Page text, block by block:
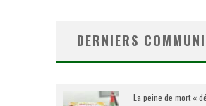
DERNIERS
La peine de mort «